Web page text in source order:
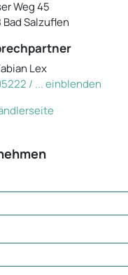
Weg 45
Bad Salzuflen
Lex
/ ... einblenden